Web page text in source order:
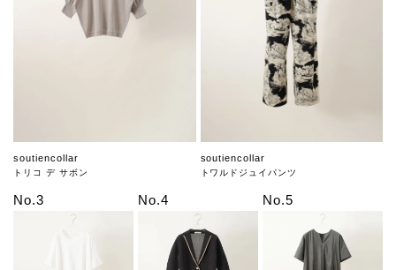
soutiencollar
トリコ デ サボン
soutiencollar
トワルドジュイパンツ
No.3 No.4 No.5